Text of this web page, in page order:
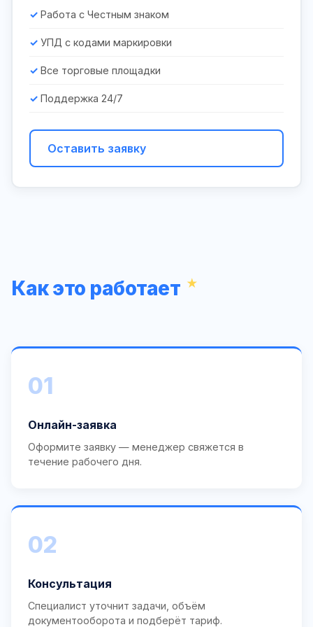
Работа с Честным знаком
УПД с кодами маркировки
Все торговые площадки
Поддержка 24/7
Оставить заявку
Как это работает
01
Онлайн-заявка
Оформите заявку — менеджер свяжется в
течение рабочего дня.
02
Консультация
Специалист уточнит задачи, объём
документооборота и подберёт тариф.